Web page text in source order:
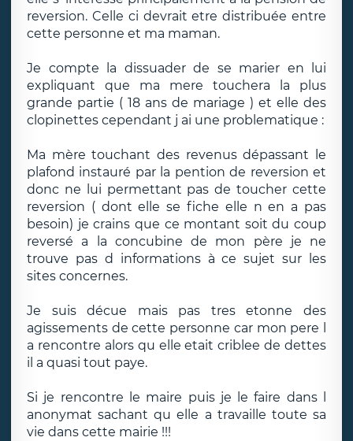
reversion. Celle ci devrait etre distribuée entre
cette personne et ma maman.
Je compte la dissuader de se marier en lui
expliquant que ma mere touchera la plus
grande partie ( 18 ans de mariage ) et elle des
clopinettes cependant j ai une problematique :
Ma mère touchant des revenus dépassant le
plafond instauré par la pention de reversion et
donc ne lui permettant pas de toucher cette
reversion ( dont elle se fiche elle n en a pas
besoin) je crains que ce montant soit du coup
reversé a la concubine de mon père je ne
trouve pas d informations à ce sujet sur les
sites concernes.
Je suis décue mais pas tres etonne des
agissements de cette personne car mon pere l
a rencontre alors qu elle etait criblee de dettes
il a quasi tout paye.
Si je rencontre le maire puis je le faire dans l
anonymat sachant qu elle a travaille toute sa
vie dans cette mairie !!!